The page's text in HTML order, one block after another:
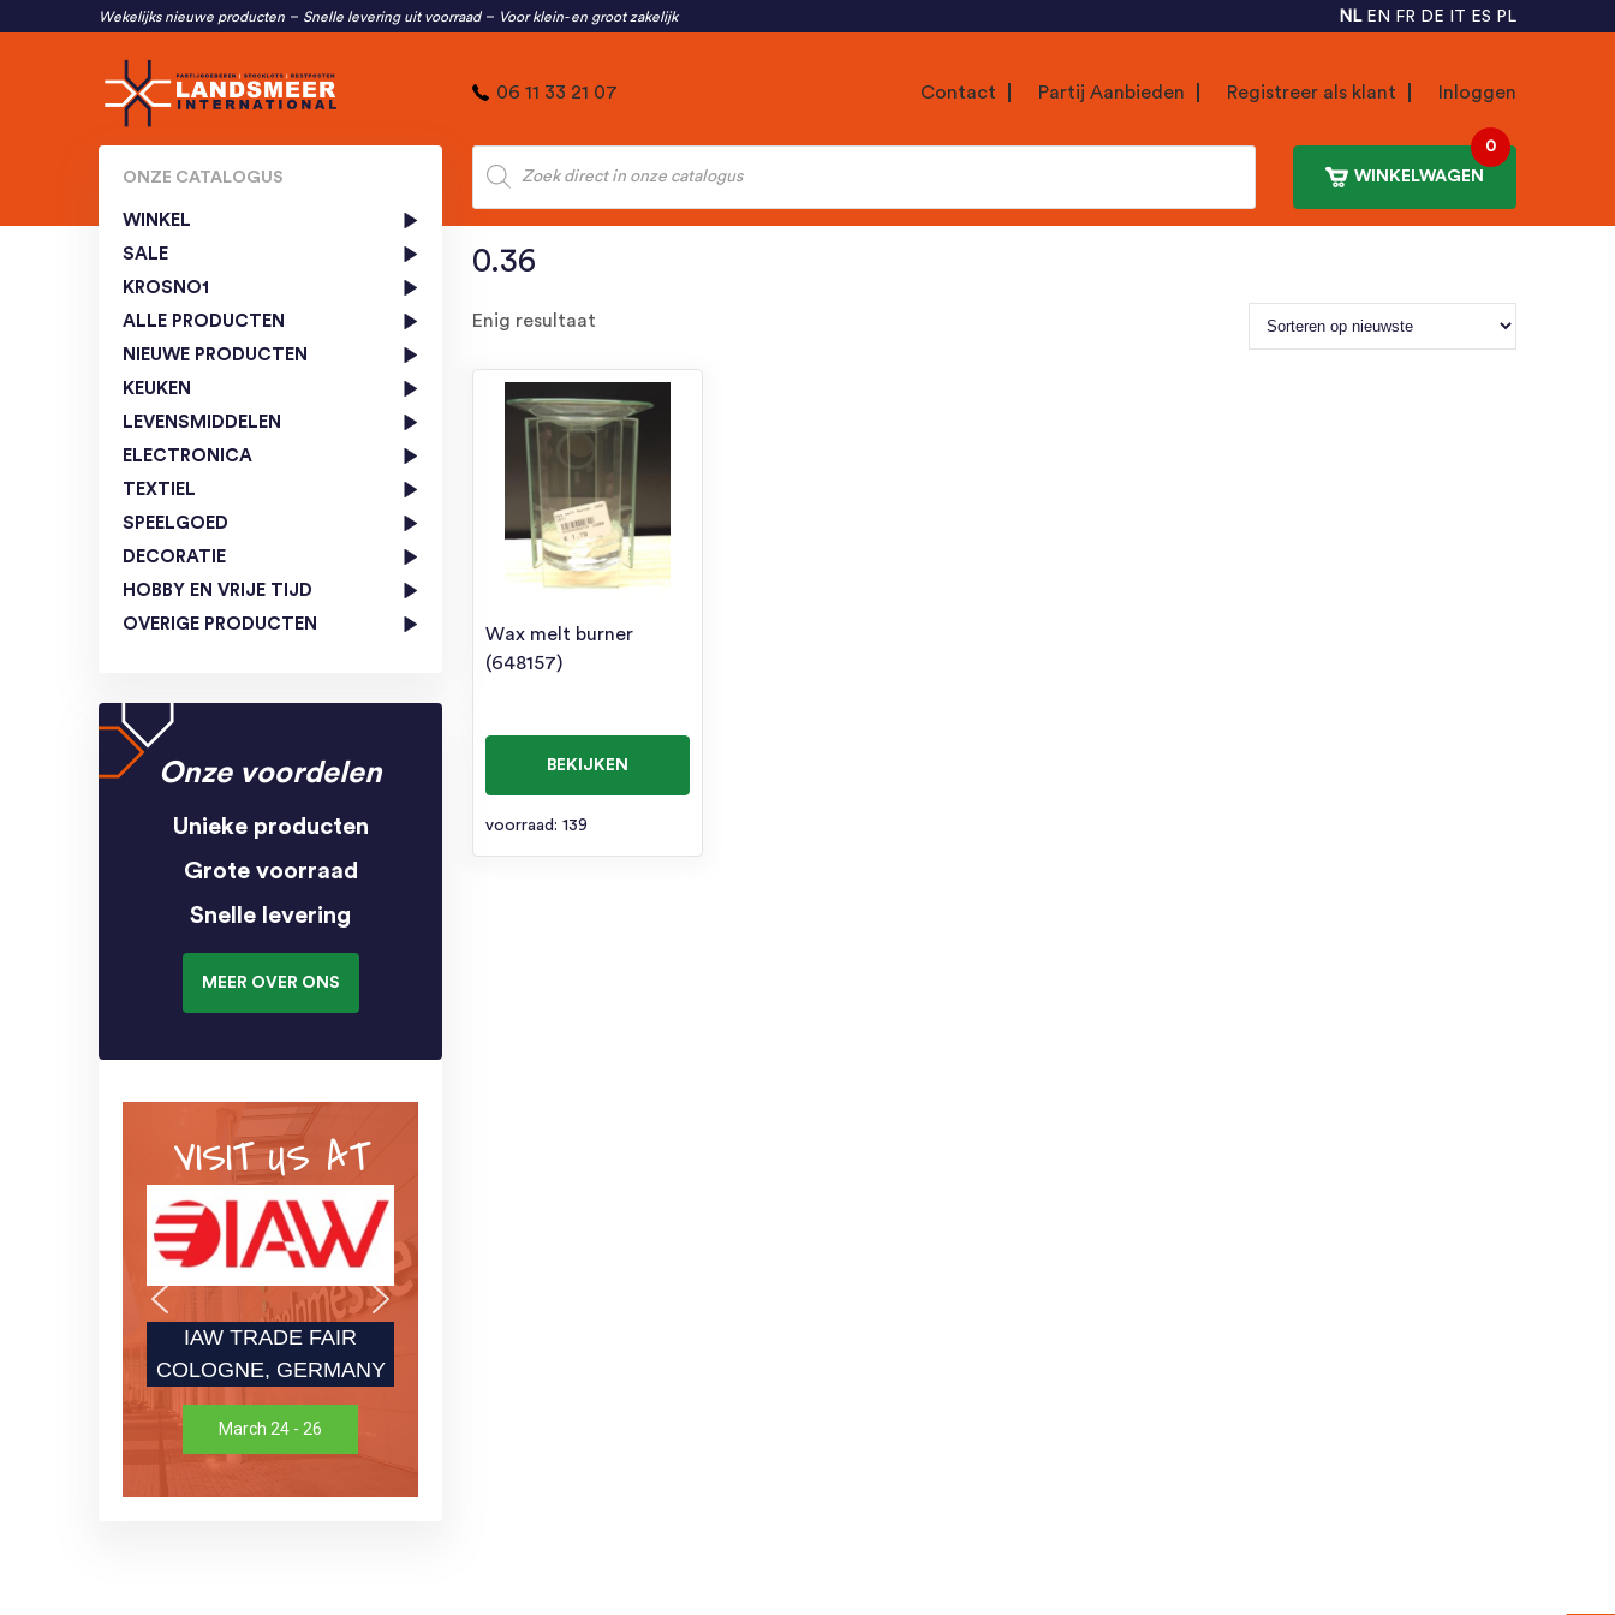
Wekelijks nieuwe producten Snelle levering uit voorraad Voor klein- en groot zakelijk NL EN FR DE IT ES PL
06 11 33 21 07 Contact Partij Aanbieden Registreer als klant Inloggen
Producten
zoeken
WINKELWAGEN
0
ONZE CATALOGUS
WINKEL
SALE
KROSNO1
ALLE PRODUCTEN
NIEUWE PRODUCTEN
KEUKEN
LEVENSMIDDELEN
ELECTRONICA
TEXTIEL
SPEELGOED
DECORATIE
HOBBY EN VRIJE TIJD
OVERIGE PRODUCTEN
Onze voordelen
Unieke producten
Grote voorraad
Snelle levering
MEER OVER ONS
VISIT US AT
IAW TRADE FAIR
COLOGNE, GERMANY
March 24 - 26
0.36
Enig resultaat
Wax melt burner
(648157)
BEKIJKEN
voorraad: 139